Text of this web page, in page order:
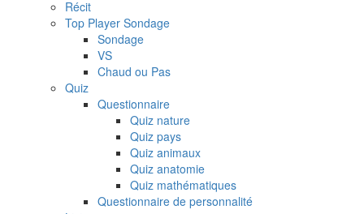
Récit
Top Player Sondage
Sondage
VS
Chaud ou Pas
Quiz
Questionnaire
Quiz nature
Quiz pays
Quiz animaux
Quiz anatomie
Quiz mathématiques
Questionnaire de personnalité